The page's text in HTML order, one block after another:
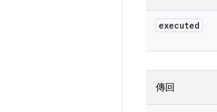
executed
傳回